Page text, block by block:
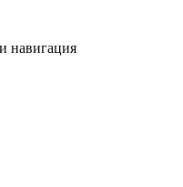
навигация